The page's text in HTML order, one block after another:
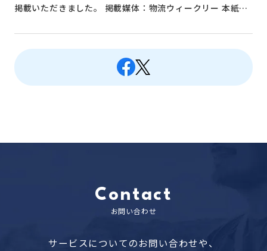
掲載いただきました。 掲載媒体：物流ウィークリー 本紙…
Contact
お問い合わせ
サービスについてのお問い合わせや、